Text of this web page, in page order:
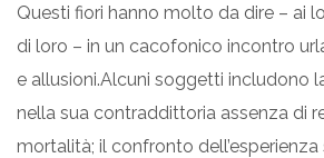
Questi fiori hanno molto da dire – ai
di loro – in un cacofonico incontro
e allusioni.Alcuni soggetti includono
nella sua contraddittoria assenza di
mortalità; il confronto dell’esperienza